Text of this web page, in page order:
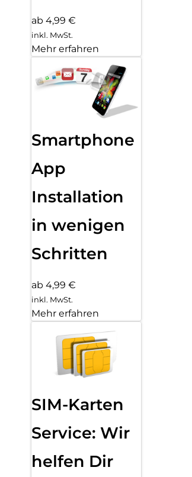
ab 4,99 €
inkl. MwSt.
Mehr erfahren
Smartphone
App
Installation
in wenigen
Schritten
ab 4,99 €
inkl. MwSt.
Mehr erfahren
SIM-Karten
Service: Wir
helfen Dir